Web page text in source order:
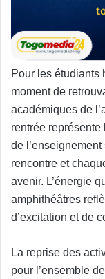
Pour les étudiants
moment de
académiques de
rentrée représente
de
rencontre et
avenir. L’énergie
amphithéâtres
d’excitation et de
La reprise des
pour l’ensemble